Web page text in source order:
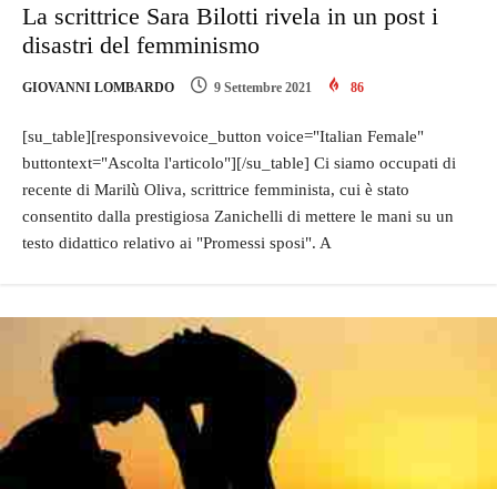
La scrittrice Sara Bilotti rivela in un post i
disastri del femminismo
GIOVANNI LOMBARDO 9 Settembre 2021 86
[su_table][responsivevoice_button voice="Italian Female"
buttontext="Ascolta l'articolo"][/su_table] Ci siamo occupati di
recente di Marilù Oliva, scrittrice femminista, cui è stato
consentito dalla prestigiosa Zanichelli di mettere le mani su un
testo didattico relativo ai "Promessi sposi". A